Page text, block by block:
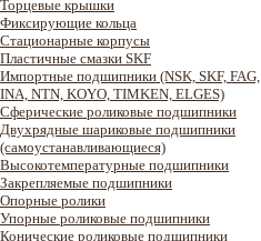
Торцевые крышки
Фиксирующие кольца
Стационарные корпусы
Пластичные смазки SKF
Импортные подшипники (NSK, SKF, FAG,
INA, NTN, KOYO, TIMKEN, ELGES)
Сферические роликовые подшипники
Двухрядные шариковые подшипники
(самоустанавливающиеся)
Высокотемпературные подшипники
Закрепляемые подшипники
Опорные ролики
Упорные роликовые подшипники
Конические роликовые подшипники